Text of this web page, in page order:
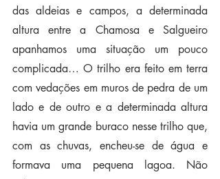
das aldeias e campos, a determinada
altura entre a Chamosa e Salgueiro
apanhamos uma situação um pouco
complicada… O trilho era feito em terra
com vedações em muros de pedra de um
lado e de outro e a determinada altura
havia um grande buraco nesse trilho que,
com as chuvas, encheu-se de água e
formava uma pequena lagoa. Não